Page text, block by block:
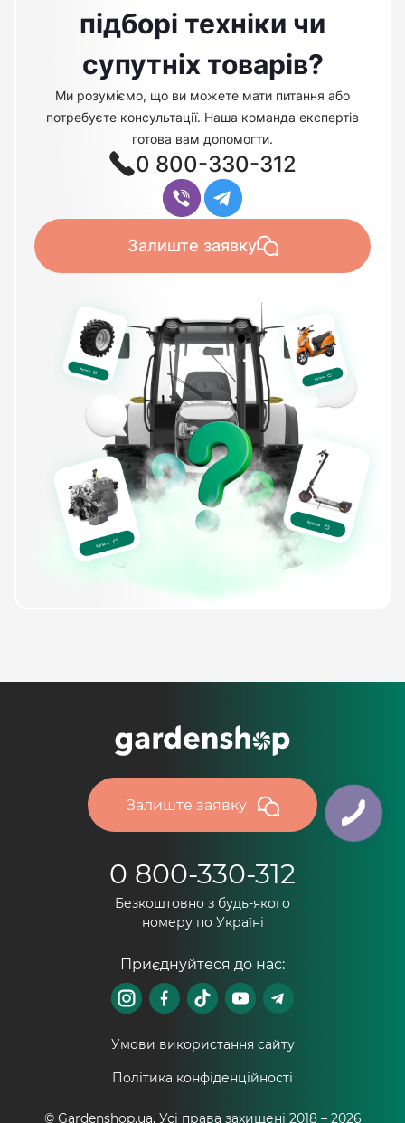
підборі техніки чи
супутніх товарів?
Ми розуміємо, що ви можете мати питання або
потребуєте консультації. Наша команда експертів
готова вам допомогти.
0 800-330-312
Залиште заявку
Залиште заявку
0 800-330-312
Безкоштовно з будь-якого
номеру по Україні
Приєднуйтеся до нас:
Умови використання сайту
Політика конфіденційності
© Gardenshop.ua, Усі права захищені 2018 – 2026